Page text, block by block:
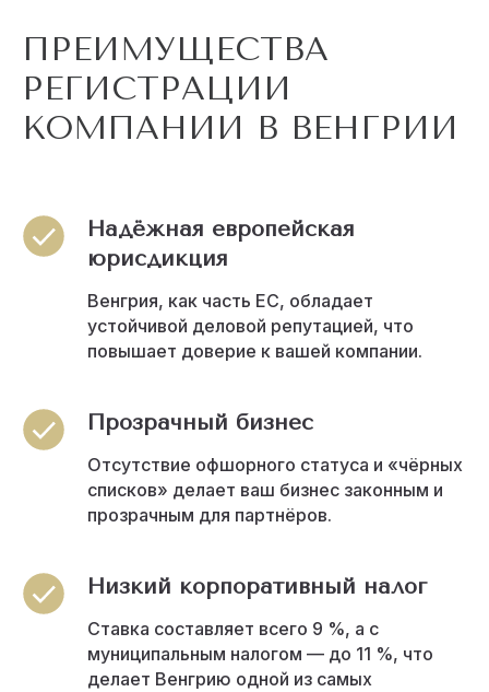
ПРЕИМУЩЕСТВА
РЕГИСТРАЦИИ
КОМПАНИИ В ВЕНГРИИ
Надёжная европейская
юрисдикция
Венгрия, как часть ЕС, обладает
устойчивой деловой репутацией, что
повышает доверие к вашей компании.
Прозрачный бизнес
Отсутствие офшорного статуса и «чёрных
списков» делает ваш бизнес законным и
прозрачным для партнёров.
Низкий корпоративный налог
Ставка составляет всего 9 %, а с
муниципальным налогом — до 11 %, что
делает Венгрию одной из самых